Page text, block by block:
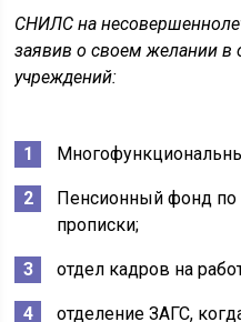
СНИЛС на
заявив о своем желании
учреждений:
Пенсионный фонд по
прописки;
отдел кадров на
отделение ЗАГС,